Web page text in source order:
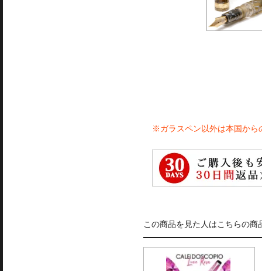
※ガラスペン以外は本国から
この商品を見た人はこちらの商